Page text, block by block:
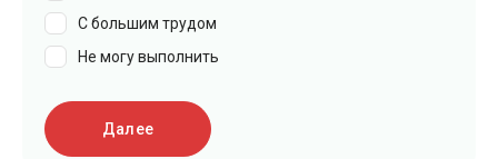
С большим трудом
Не могу выполнить
Далее